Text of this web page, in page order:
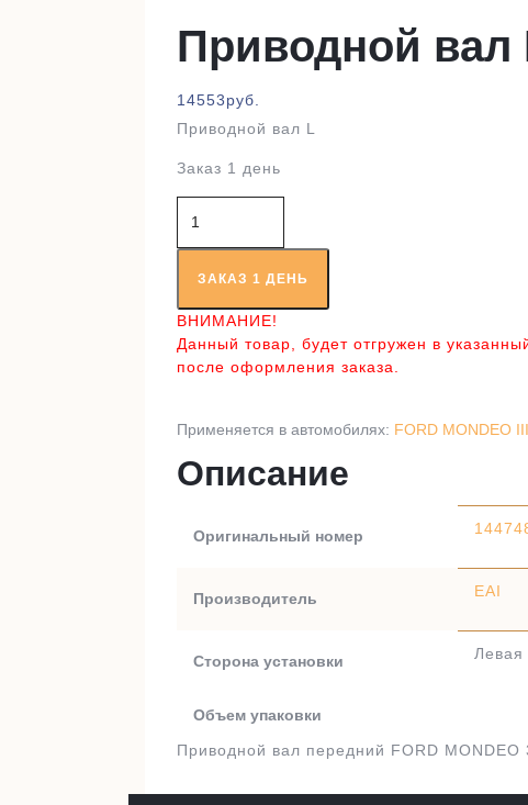
Приводной вал
14553руб.
Приводной вал L
Заказ 1 день
товара
Приводной
валЗАКАЗ 1 ДЕНЬ
ВНИМАНИЕ!
Данный товар, будет отгружен в
после оформления заказа.
Применяется в автомобилях: FORD MONDEO
Описание
Оригинальный номер
Производитель EAI
Сторона установки Левая
Объем упаковки
Приводной вал передний FORD